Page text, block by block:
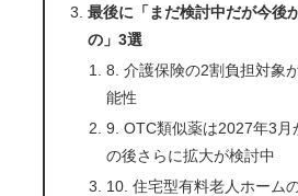
最後に「まだ検討中だが今後
の」3選
8. 介護保険の2割負担対象
能性
9. OTC類似薬は2027年3月
の後さらに拡大が検討中
10. 住宅型有料老人ホーム